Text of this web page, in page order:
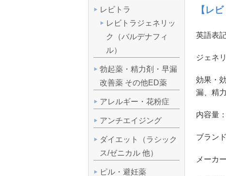
【レ
英語表
ジェネ
効果・
漏、精
内容量
ブラン
メーカ
レビトラ
レビトラジェネリッ
ク（バルデナフィ
ル）
勃起薬・精力剤・早漏
改善薬 その他ED薬
アレルギー・花粉症
アンチエイジング
ダイエット（ラシック
ス/ゼニカル 他）
ピル・避妊薬